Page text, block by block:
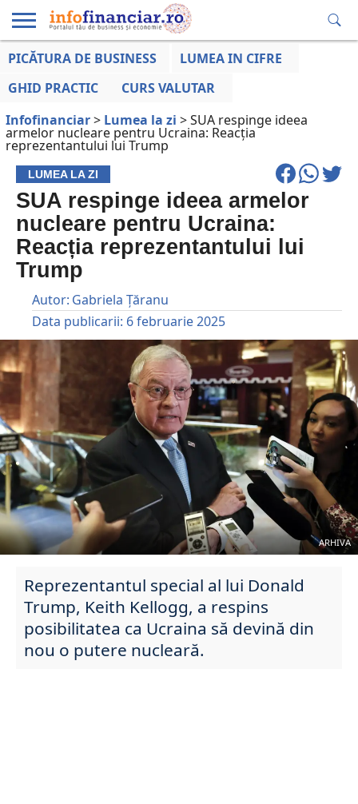
EDUCAȚIE
LA ZI
AFACERILOR
PICĂTURA DE BUSINESS
LUMEA IN CIFRE
GHID PRACTIC
CURS VALUTAR
Infofinanciar> Lumea la zi >SUA respinge ideea
armelor nucleare pentru Ucraina: Reacția
reprezentantului lui Trump
LUMEA LA ZI
SUA respinge ideea armelor
nucleare pentru Ucraina:
Reacția reprezentantului lui
Trump
Autor: Gabriela Țăranu
Data publicarii: 6 februarie 2025
ARHIVA
Reprezentantul special al lui Donald
Trump, Keith Kellogg, a respins
posibilitatea ca Ucraina să devină din
nou o putere nucleară.